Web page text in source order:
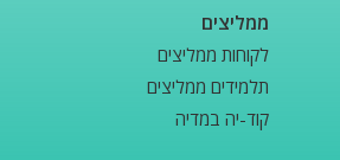
ממליצים
לקוחות ממליצים
תלמידים ממליצים
קוד-יה במדיה